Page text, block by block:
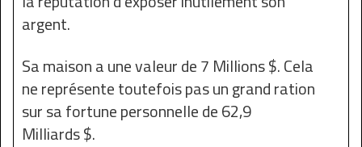
argent.
Sa maison a une valeur de 7 Millions $. Cela
ne représente toutefois pas un grand ration
sur sa fortune personnelle de 62,9
Milliards $.